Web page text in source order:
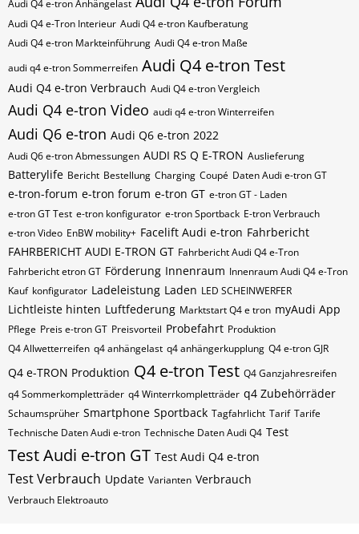
Audi Q4 e-tron Anhängelast
Audi Q4 e-Tron Interieur Audi Q4 e-tron Kaufberatung
Audi Q4 e-tron Markteinführung Audi Q4 e-tron Maße
audi q4 e-tron Sommerreifen Audi Q4 e-tron Test
Audi Q4 e-tron Verbrauch Audi Q4 e-tron Vergleich
Audi Q4 e-tron Video audi q4 e-tron Winterreifen
Audi Q6 e-tron Audi Q6 e-tron 2022
Audi Q6 e-tron Abmessungen AUDI RS Q E-TRON Auslieferung
Batterylife Bericht Bestellung Charging Coupé Daten Audi e-tron GT
e-tron-forum e-tron forum e-tron GT e-tron GT - Laden
e-tron GT Test e-tron konfigurator e-tron Sportback E-tron Verbrauch
e-tron Video EnBW mobility+ Facelift Audi e-tron Fahrbericht
FAHRBERICHT AUDI E-TRON GT Fahrbericht Audi Q4 e-Tron
Fahrbericht etron GT Förderung Innenraum Innenraum Audi Q4 e-Tron
Kauf konfigurator Ladeleistung Laden LED SCHEINWERFER
Lichtleiste hinten Luftfederung Marktstart Q4 e tron myAudi App
Pflege Preis e-tron GT Preisvorteil Probefahrt Produktion
Q4 Allwetterreifen q4 anhängelast q4 anhängerkupplung Q4 e-tron GJR
Q4 e-TRON Produktion Q4 e-tron Test Q4 Ganzjahresreifen
q4 Sommerkompletträder q4 Winterrkompletträder q4 Zubehörräder
Schaumsprüher Smartphone Sportback Tagfahrlicht Tarif Tarife
Technische Daten Audi e-tron Technische Daten Audi Q4 Test
Test Audi e-tron GT Test Audi Q4 e-tron
Test Verbrauch Update Varianten Verbrauch
Verbrauch Elektroauto